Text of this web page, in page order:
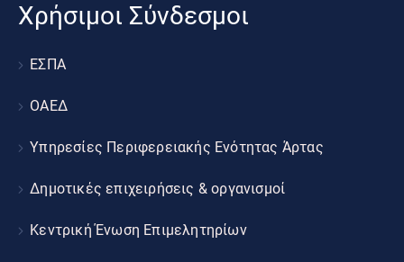
Χρήσιμοι Σύνδεσμοι
ΕΣΠΑ
ΟΑΕΔ
Υπηρεσίες Περιφερειακής Ενότητας Άρτας
Δημοτικές επιχειρήσεις & οργανισμοί
Κεντρική Ένωση Επιμελητηρίων